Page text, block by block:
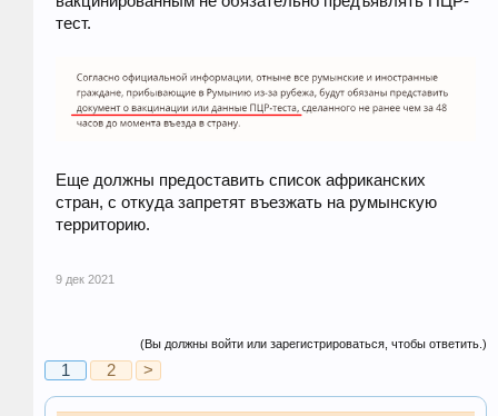
тест.
Еще должны предоставить список африканских
стран, с откуда запретят въезжать на румынскую
территорию.
9 дек 2021
(Вы должны войти или зарегистрироваться, чтобы ответить.)
1 2 >